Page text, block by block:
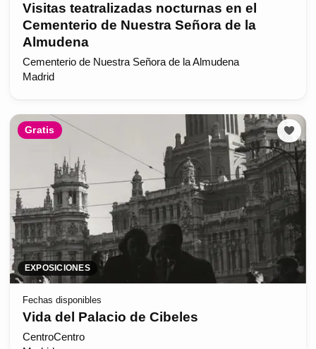
Visitas teatralizadas nocturnas en el
Cementerio de Nuestra Señora de la
Almudena
Cementerio de Nuestra Señora de la Almudena
Madrid
Gratis
EXPOSICIONES
Fechas disponibles
Vida del Palacio de Cibeles
CentroCentro